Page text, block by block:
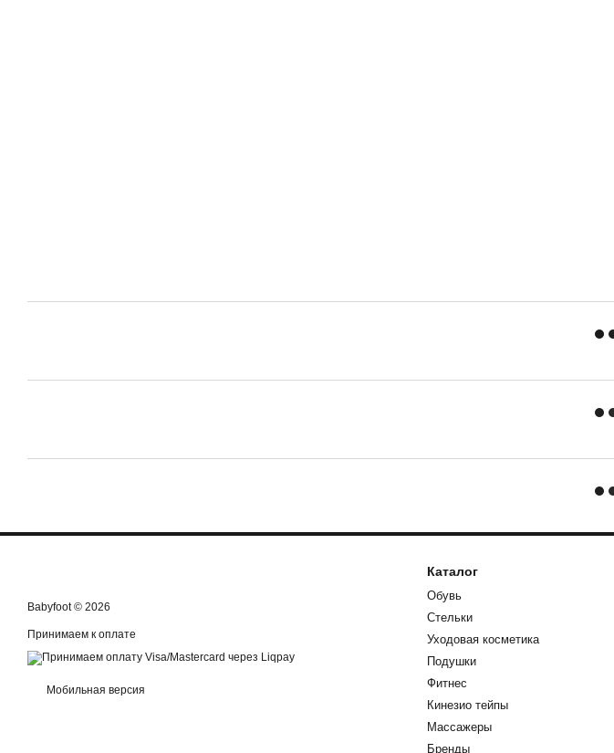
Babyfoot © 2026
Принимаем к оплате
Мобильная версия
Каталог
Обувь
Стельки
Уходовая косметика
Подушки
Фитнес
Кинезио тейпы
Массажеры
Бренды